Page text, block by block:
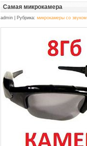
Самая микрокамера
admin | Рубрика: микрокамеры со звуком